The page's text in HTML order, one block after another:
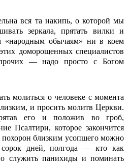
вся та накипь, о которой мы
зеркала, прятать вилки и
«народным обычаям» ни в коем
доморощенных специалистов
— надо просто с Богом
молиться о человеке с момента
и просить молитв Церкви.
его и положив во гроб,
Псалтири, которое закончится
близким усопшего можно
сорок дней, полгода — кто как
служить панихиды и поминать